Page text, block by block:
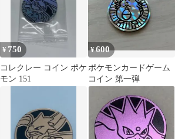
カグッズくじ2022」 G
¥ 750
コレクレー コイン ポケ
モン 151
¥600
ポケモンカードゲーム
コイン 第一弾